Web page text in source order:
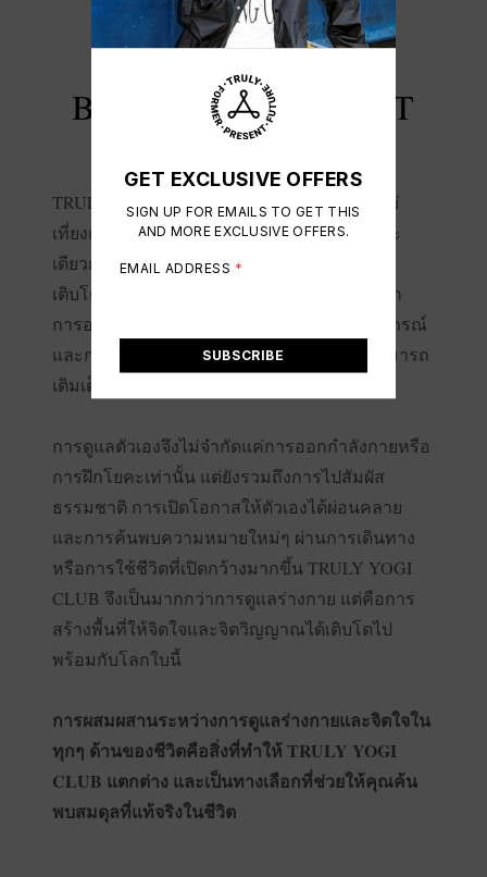
GET EXCLUSIVE OFFERS
SIGN UP FOR EMAILS TO GET THIS
AND MORE EXCLUSIVE OFFERS.
EMAIL ADDRESS *
SUBSCRIBE
ไม่พบสินค้า
BODY, SOUL, SPIRIT
TRULY YOGI CLUB เชื่อว่าร่างกายเป็นสิ่งที่ไม่
เที่ยงและต้องการการดูแลอย่างมีสติ แต่ในขณะ
เดียวกัน จิตใจและจิตวิญญาณของเราสามารถ
เติบโตและพัฒนาได้ผ่านการสัมผัสโลกภายนอก
การออกไปพบเจอสิ่งใหม่ๆ การเปิดรับประสบการณ์
และการเรียนรู้จากโลกความจริง ทำให้เราสามารถ
เติมเต็มชีวิตด้วยความสมดุลที่แท้จริง
การดูแลตัวเองจึงไม่จำกัดแค่การออกกำลังกายหรือ
การฝึกโยคะเท่านั้น แต่ยังรวมถึงการไปสัมผัส
ธรรมชาติ การเปิดโอกาสให้ตัวเองได้ผ่อนคลาย
และการค้นพบความหมายใหม่ๆ ผ่านการเดินทาง
หรือการใช้ชีวิตที่เปิดกว้างมากขึ้น TRULY YOGI
CLUB จึงเป็นมากกว่าการดูแลร่างกาย แต่คือการ
สร้างพื้นที่ให้จิตใจและจิตวิญญาณได้เติบโตไป
พร้อมกับโลกใบนี้
การผสมผสานระหว่างการดูแลร่างกายและจิตใจใน
ทุกๆ ด้านของชีวิตคือสิ่งที่ทำให้ TRULY YOGI
CLUB แตกต่าง และเป็นทางเลือกที่ช่วยให้คุณค้น
พบสมดุลที่แท้จริงในชีวิต